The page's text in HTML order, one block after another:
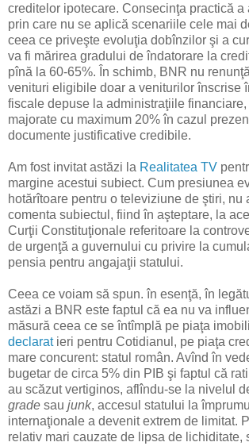
creditelor ipotecare. Consecinţa practică a
prin care nu se aplică scenariile cele mai
ceea ce priveşte evoluţia dobînzilor şi a
va fi mărirea gradului de îndatorare la
pînă la 60-65%. În schimb, BNR nu
venituri eligibile doar a veniturilor înscrise
fiscale depuse la administraţiile financiare,
majorate cu maximum 20% în cazul
documente justificative credibile.
Am fost invitat astăzi la Realitatea TV
margine acestui subiect. Cum presiunea
hotărîtoare pentru o televiziune de ştiri, nu
comenta subiectul, fiind în aşteptare, la
Curţii Constituţionale referitoare la
de urgenţă a guvernului cu privire la
pensia pentru angajaţii statului.
Ceea ce voiam să spun. în esenţă, în
astăzi a BNR este faptul că ea nu va
măsură ceea ce se întîmplă pe piaţa
declaratieri pentru Cotidianul, pe piaţa
mare concurent: statul român. Avînd în
bugetar de circa 5% din PIB şi faptul că
au scăzut vertiginos, aflîndu-se la nivelul
grade sau junk, accesul statului la
internaţionale a devenit extrem de limitat.
relativ mari cauzate de lipsa de lichiditate,